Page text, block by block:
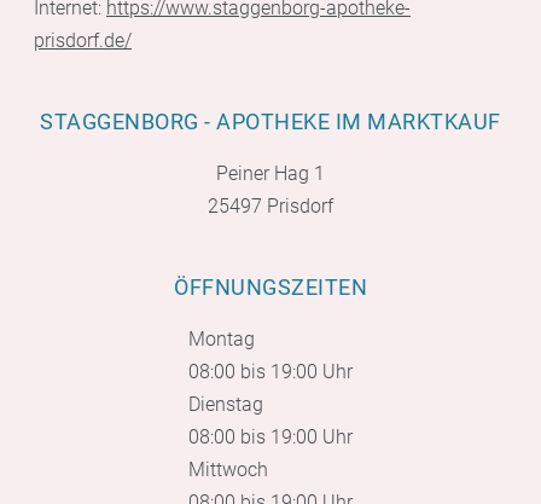
Internet: https://www.staggenborg-apotheke-
prisdorf.de/
STAGGENBORG - APOTHEKE IM MARKTKAUF
Peiner Hag 1
25497 Prisdorf
ÖFFNUNGSZEITEN
Montag
08:00 bis 19:00 Uhr
Dienstag
08:00 bis 19:00 Uhr
Mittwoch